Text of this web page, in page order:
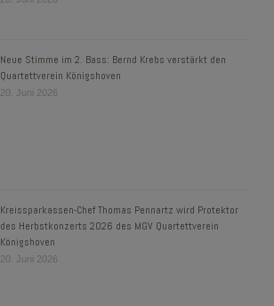
Neue Stimme im 2. Bass: Bernd Krebs verstärkt den
Quartettverein Königshoven
20. Juni 2026
Kreissparkassen-Chef Thomas Pennartz wird Protektor
des Herbstkonzerts 2026 des MGV Quartettverein
Königshoven
20. Juni 2026